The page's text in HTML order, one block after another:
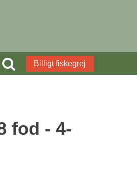
Billigt fiskegrej
fod - 4-